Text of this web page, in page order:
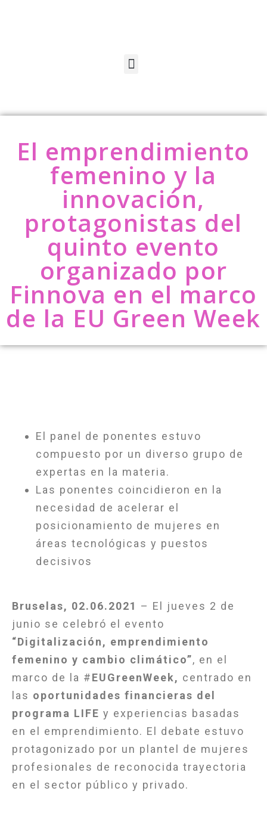
El emprendimiento
femenino y la
innovación,
protagonistas del
quinto evento
organizado por
Finnova en el marco
de la EU Green Week
El panel de ponentes estuvo
compuesto por un diverso grupo de
expertas en la materia.
Las ponentes coincidieron en la
necesidad de acelerar el
posicionamiento de mujeres en
áreas tecnológicas y puestos
decisivos
Bruselas, 02.06.2021 – El jueves 2 de
junio se celebró el evento
“Digitalización, emprendimiento
femenino y cambio climático”, en el
marco de la #EUGreenWeek, centrado en
las oportunidades financieras del
programa LIFE y experiencias basadas
en el emprendimiento. El debate estuvo
protagonizado por un plantel de mujeres
profesionales de reconocida trayectoria
en el sector público y privado.